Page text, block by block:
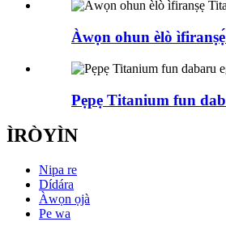
Àwọn ohun èlò
Pẹpẹ Titanium fun
ÌRÒYÌN
Nipa re
Dídára
Àwọn ọjà
Pe wa